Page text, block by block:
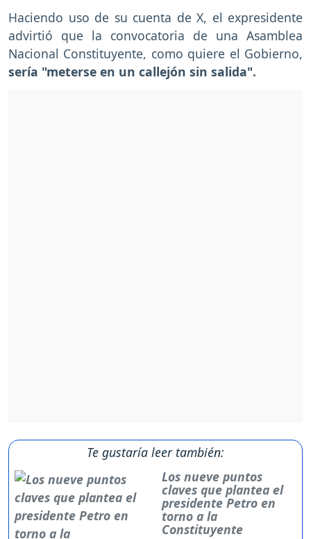
Haciendo uso de su cuenta de X, el expresidente
advirtió que la convocatoria de una Asamblea
Nacional Constituyente, como quiere el Gobierno,
sería "meterse en un callejón sin salida".
Te gustaría leer también:
Los nueve puntos
claves que plantea el
presidente Petro en
torno a la
Constituyente